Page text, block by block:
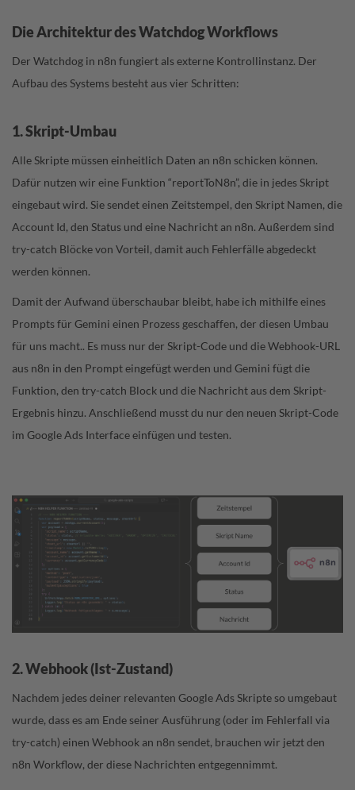
Die Architektur des Watchdog Workflows
Der Watchdog in n8n fungiert als externe Kontrollinstanz. Der
Aufbau des Systems besteht aus vier Schritten:
1. Skript-Umbau
Alle Skripte müssen einheitlich Daten an n8n schicken können.
Dafür nutzen wir eine Funktion “reportToN8n”, die in jedes Skript
eingebaut wird. Sie sendet einen Zeitstempel, den Skript Namen, die
Account Id, den Status und eine Nachricht an n8n. Außerdem sind
try-catch Blöcke von Vorteil, damit auch Fehlerfälle abgedeckt
werden können.
Damit der Aufwand überschaubar bleibt, habe ich mithilfe eines
Prompts für Gemini einen Prozess geschaffen, der diesen Umbau
für uns macht.. Es muss nur der Skript-Code und die Webhook-URL
aus n8n in den Prompt eingefügt werden und Gemini fügt die
Funktion, den try-catch Block und die Nachricht aus dem Skript-
Ergebnis hinzu. Anschließend musst du nur den neuen Skript-Code
im Google Ads Interface einfügen und testen.
2. Webhook (Ist-Zustand)
Nachdem jedes deiner relevanten Google Ads Skripte so umgebaut
wurde, dass es am Ende seiner Ausführung (oder im Fehlerfall via
try-catch) einen Webhook an n8n sendet, brauchen wir jetzt den
n8n Workflow, der diese Nachrichten entgegennimmt.